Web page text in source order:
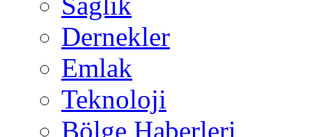
Dernekler
Emlak
Teknoloji
Bölge Haberleri